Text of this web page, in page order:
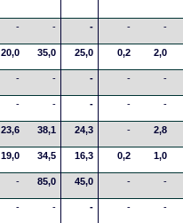
- - - - -
20,0 35,0 25,0 0,2 2,0
- - - - -
- - - - -
23,6 38,1 24,3 - 2,8
19,0 34,5 16,3 0,2 1,0
- 85,0 45,0 - -
- - - - -